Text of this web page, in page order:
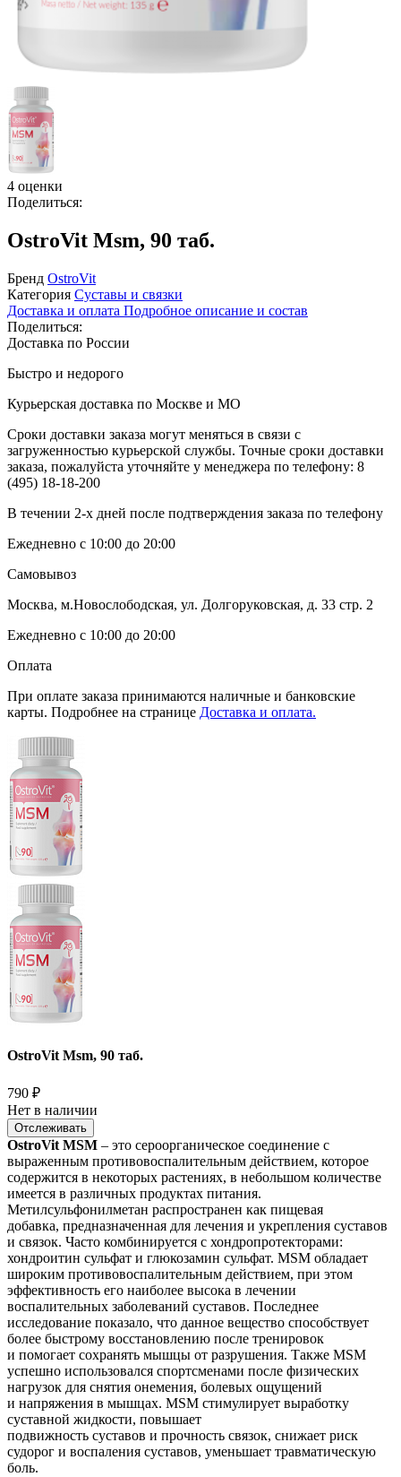
4 оценки
Поделиться:
OstroVit Msm, 90 таб.
Бренд OstroVit
Категория Суставы и связки
Доставка и оплата Подробное описание и состав
Поделиться:
Доставка по России
Быстро и недорого
Курьерская доставка по Москве и МО
Сроки доставки заказа могут меняться в связи с
загруженностью курьерской службы. Точные сроки доставки
заказа, пожалуйста уточняйте у менеджера по телефону: 8
(495) 18-18-200
В течении 2-х дней после подтверждения заказа по телефону
Ежедневно с 10:00 до 20:00
Самовывоз
Москва, м.Новослободская, ул. Долгоруковская, д. 33 стр. 2
Ежедневно с 10:00 до 20:00
Оплата
При оплате заказа принимаются наличные и банковские
карты. Подробнее на странице Доставка и оплата.
OstroVit Msm, 90 таб.
790 ₽
Нет в наличии
Отслеживать
OstroVit МSМ – это сероорганическое соединение с
выраженным противовоспалительным действием, которое
содержится в некоторых растениях, в небольшом количестве
имеется в различных продуктах питания.
Метилсульфонилметан распространен как пищевая
добавка, предназначенная для лечения и укрепления суставов
и связок. Часто комбинируется с хондропротекторами:
хондроитин сульфат и глюкозамин сульфат. MSM обладает
широким противовоспалительным действием, при этом
эффективность его наиболее высока в лечении
воспалительных заболеваний суставов. Последнее
исследование показало, что данное вещество способствует
более быстрому восстановлению после тренировок
и помогает сохранять мышцы от разрушения. Также MSM
успешно использовался спортсменами после физических
нагрузок для снятия онемения, болевых ощущений
и напряжения в мышцах. MSM стимулирует выработку
суставной жидкости, повышает
подвижность суставов и прочность связок, снижает риск
судорог и воспаления суставов, уменьшает травматическую
боль.